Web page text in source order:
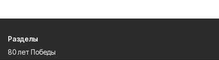
Разделы
80 лет Победы